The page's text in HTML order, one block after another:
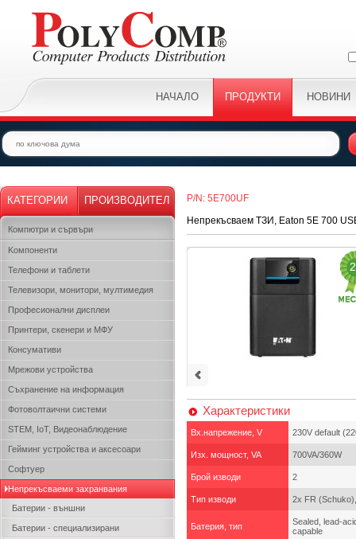
НАЧАЛО ПРОДУКТИ НОВИНИ
КАТЕГОРИИ ПРОИЗВОДИТЕЛ
Компютри и сървъри
Kомпоненти
Телефони и таблети
Телевизори, монитори, мултимедия
Професионални дисплеи
Принтери, скенери и МФУ
Консумативи
Мрежови устройства
Съхранение на информация
Фотоволтаични системи
STEM, IoT, Видеонаблюдение
Гейминг устройства и аксесоари
Софтуер
Непрекъсваеми захранвания
Батерии - външни
Батерии - специализирани
P/N: 5E700UF
Непрекъсваем ТЗИ, Eaton 5E 700
Характеристики
Вх.напрежение, V 230V default
Изх. мощност, VA 700VA/360W
Брой изводи 2
Тип изводи 2x FR
Батерия, тип
Sealed, lead-
capable